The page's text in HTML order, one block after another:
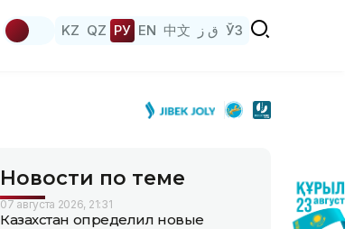
KZ QZ РУ EN 中文 ق ز ЎЗ
Новости по теме
07 августа 2026, 21:31
Казахстан определил новые